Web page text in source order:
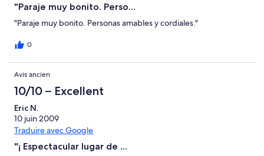
"Paraje muy bonito. Perso...
"Paraje muy bonito. Personas amables y cordiales."
0
Avis ancien
10/10 – Excellent
Eric N.
10 juin 2009
Traduire avec Google
"¡ Espectacular lugar de ...